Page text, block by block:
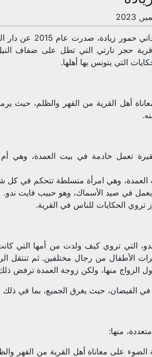
رواية للكاتب
قرية حجر نارتي التي تطل على ضفاف
التي يتونس بها أهلها.
أهل القرية من القهر والظلم، حيث
تعمل خادمة في بيت العمدة، وهي أم
العمدة، وهي امرأة متسلطة تتحكم في كل
في صيد الأسماك، وهو حبيب فايت ندو.
تروي الحكايات للناس في القرية.
ندو، التي تروي كيف ولدت من أمها التي
الأطفال من رجال مختلفين. ثم تنتقل
الزواج منها، ولكن زوجة العمدة ترفض
في الفيضان، حيث يغرق الجميع، بما في
منها:
الضوء على معاناة أهل القرية من القهر